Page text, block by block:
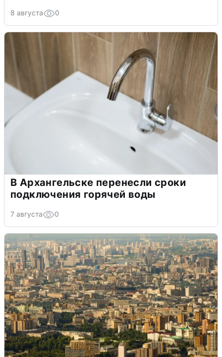
8 августа 0
В Архангельске перенесли сроки
подключения горячей воды
7 августа 0